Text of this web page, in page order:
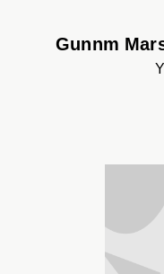
Gunnm